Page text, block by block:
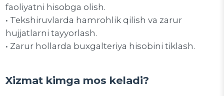
faoliyatni hisobga olish.
• Tekshiruvlarda hamrohlik qilish va zarur
hujjatlarni tayyorlash.
• Zarur hollarda buxgalteriya hisobini tiklash.
Xizmat kimga mos keladi?